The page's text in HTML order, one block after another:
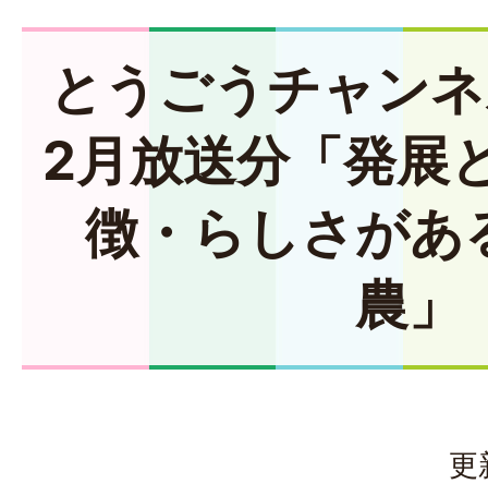
とうごうチャン
2月放送分「発展
徴・らしさがあ
農」
更